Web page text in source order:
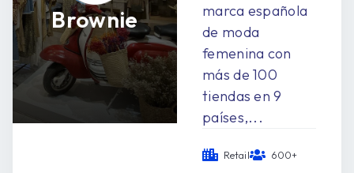
Brownie
marca española
de moda
femenina con
más de 100
tiendas en 9
países,...
Retail
600+